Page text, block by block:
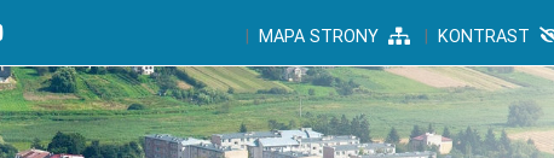
do wyszukiwarki
do treści głównej
Przejdź do stopki
do menu górnego
do mapy serwisu
MAPA STRONY KONTRAST